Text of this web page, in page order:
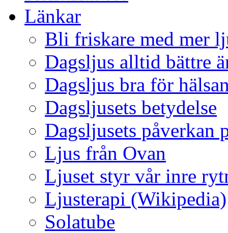
Länkar
Bli friskare med mer
Dagsljus alltid bättre
Dagsljus bra för
Dagsljusets betydelse
Dagsljusets påverkan
Ljus från Ovan
Ljuset styr vår inre
Ljusterapi (Wikipedia)
Solatube